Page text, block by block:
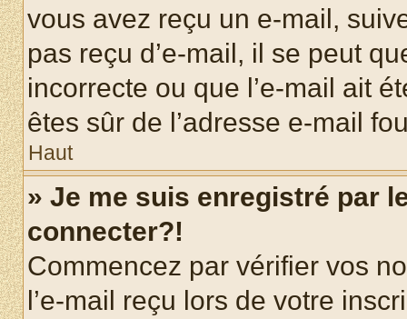
vous avez reçu un e-mail,
pas reçu d’e-mail, il se peut
incorrecte ou que l’e-mail ait
êtes sûr de l’adresse e-mail
Haut
» Je me suis enregistré par
connecter?!
Commencez par vérifier vos
l’e-mail reçu lors de votre